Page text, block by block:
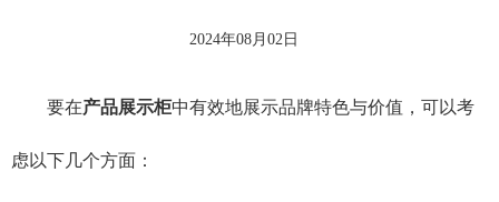
2024年08月02日
要在产品展示柜中有效地展示品牌特色与价值，可以考
虑以下几个方面：